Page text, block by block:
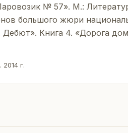
№ 57». М.:
большого жюри
Дебют». Книга 4. «Дорога
2014 г.